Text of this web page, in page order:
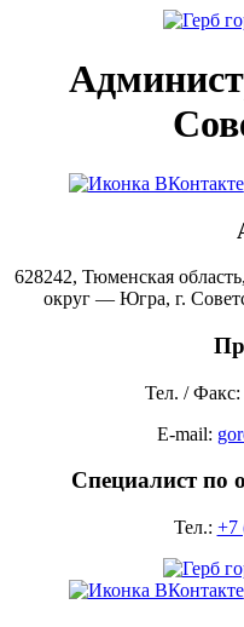
628242, Тюменская
округ — Югра, г.
Тел. / Факс:
E-mail:
Специалист по
Тел.: +7